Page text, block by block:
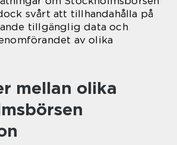
svårt att tillhandahålla på
tillgänglig data och
av olika
mellan olika